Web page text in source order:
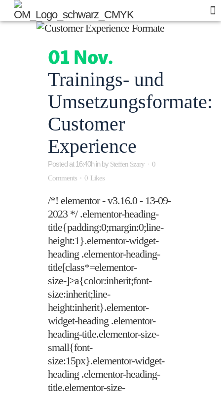
01 Nov.
Trainings- und
Umsetzungsformate:
Customer
Experience
Posted at 16:40hinby Steffen Szary
0
Comments
0 Likes
/*! elementor - v3.16.0 - 13-09-
2023 */ .elementor-heading-
title{padding:0;margin:0;line-
height:1}.elementor-widget-
heading .elementor-heading-
title[class*=elementor-
size-]>a{color:inherit;font-
size:inherit;line-
height:inherit}.elementor-
widget-heading .elementor-
heading-title.elementor-size-
small{font-
size:15px}.elementor-widget-
heading .elementor-heading-
title.elementor-size-